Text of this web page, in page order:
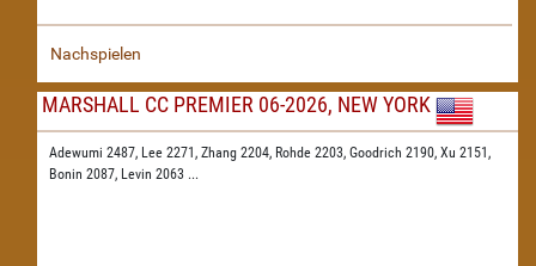
Nachspielen
MARSHALL CC PREMIER 06-2026, NEW YORK
Adewumi 2487, Lee 2271, Zhang 2204, Rohde 2203, Goodrich 2190, Xu 2151,
Bonin 2087, Levin 2063 ...